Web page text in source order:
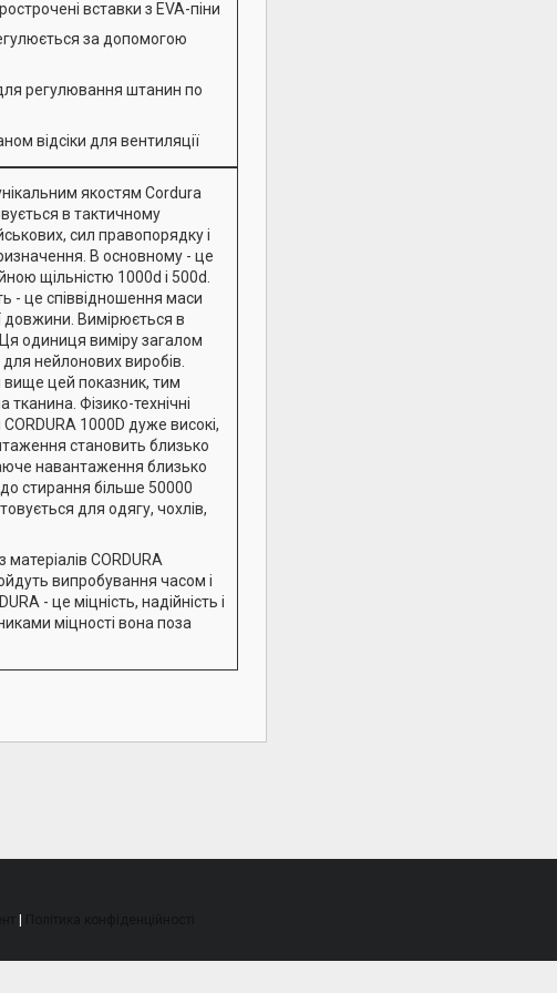
вставки з EVA-піни
за допомогою
регулювання штанин по
відсіки для вентиляції
якостям Cordura
в тактичному
сил правопорядку і
В основному - це
щільністю 1000d і 500d.
- це співвідношення маси
довжини. Вимірюється в
одиниця виміру загалом
нейлонових виробів.
вище цей показник, тим
тканина. Фізико-технічні
1000D дуже високі,
становить близько
навантаження близько
до стирання більше 50000
для одягу, чохлів,
CORDURA
випробування часом і
- це міцність, надійність і
міцності вона поза
|